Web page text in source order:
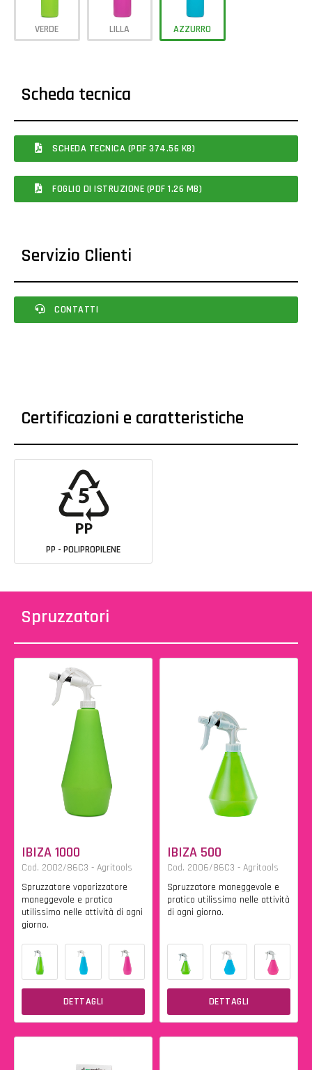
VERDE LILLA AZZURRO
Scheda tecnica
SCHEDA TECNICA (PDF 374.56 KB)
FOGLIO DI ISTRUZIONE (PDF 1.26 MB)
Servizio Clienti
CONTATTI
Certificazioni e caratteristiche
PP - POLIPROPILENE
Spruzzatori
IBIZA 1000
Cod. 2002/86C3 - Agritools
Spruzzatore vaporizzatore
maneggevole e pratico
utilissimo nelle attività di ogni
giorno.
DETTAGLI
IBIZA 500
Cod. 2006/86C3 - Agritools
Spruzzatore maneggevole e
pratico utilissimo nelle attività
di ogni giorno.
DETTAGLI